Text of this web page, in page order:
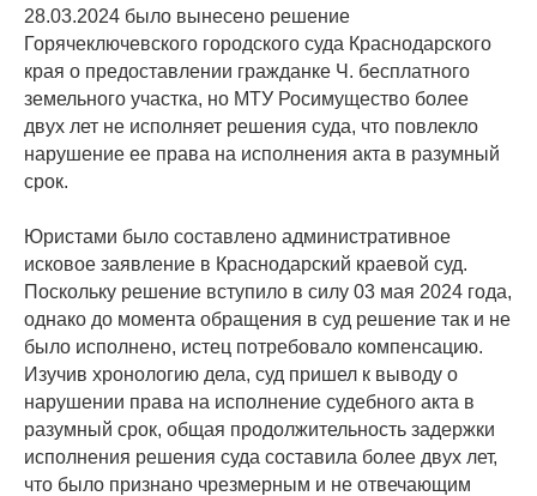
28.03.2024 было вынесено решение
Горячеключевского городского суда Краснодарского
края о предоставлении гражданке Ч. бесплатного
земельного участка, но МТУ Росимущество более
двух лет не исполняет решения суда, что повлекло
нарушение ее права на исполнения акта в разумный
срок.
Юристами было составлено административное
исковое заявление в Краснодарский краевой суд.
Поскольку решение вступило в силу 03 мая 2024 года,
однако до момента обращения в суд решение так и не
было исполнено, истец потребовало компенсацию.
Изучив хронологию дела, суд пришел к выводу о
нарушении права на исполнение судебного акта в
разумный срок, общая продолжительность задержки
исполнения решения суда составила более двух лет,
что было признано чрезмерным и не отвечающим